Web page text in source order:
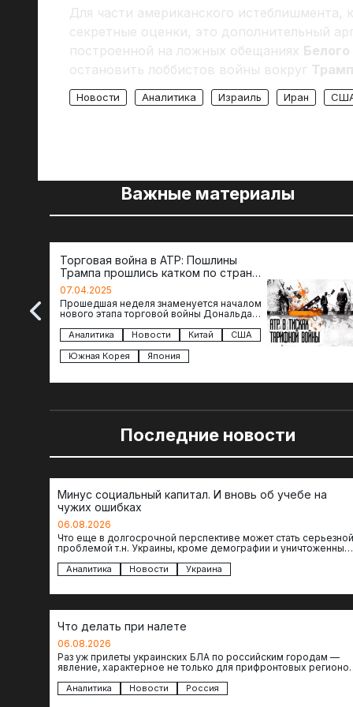
Для части американского истеблишмента,
секретные оценки, это дополнительный
построенной на ложных обещаниях
остановить лоббистов войны вокруг
Новости Аналитика Израиль Иран
Важные материалы
Торговая война в АТР: Пошлины
Трампа прошлись катком по странам
региона
07.04.2025
Прошедшая неделя знаменуется началом
нового этапа торговой войны Дональда
импорта из более 100 стран…
Аналитика Новости Китай
США
Южная Корея
Япония
Последние новости
Минус социальный капитал. И вновь об учебе на
чужих ошибках
06.08.2026
Что еще в долгосрочной перспективе может стать серьезной
проблемой т.н. Украины, кроме демографии и уничтоженных
Аналитика Новости Украина
Что делать при налете
06.08.2026
Раз уж прилеты украинских БЛА по российским городам —
явление, характерное не только для прифронтовых
Аналитика Новости Россия